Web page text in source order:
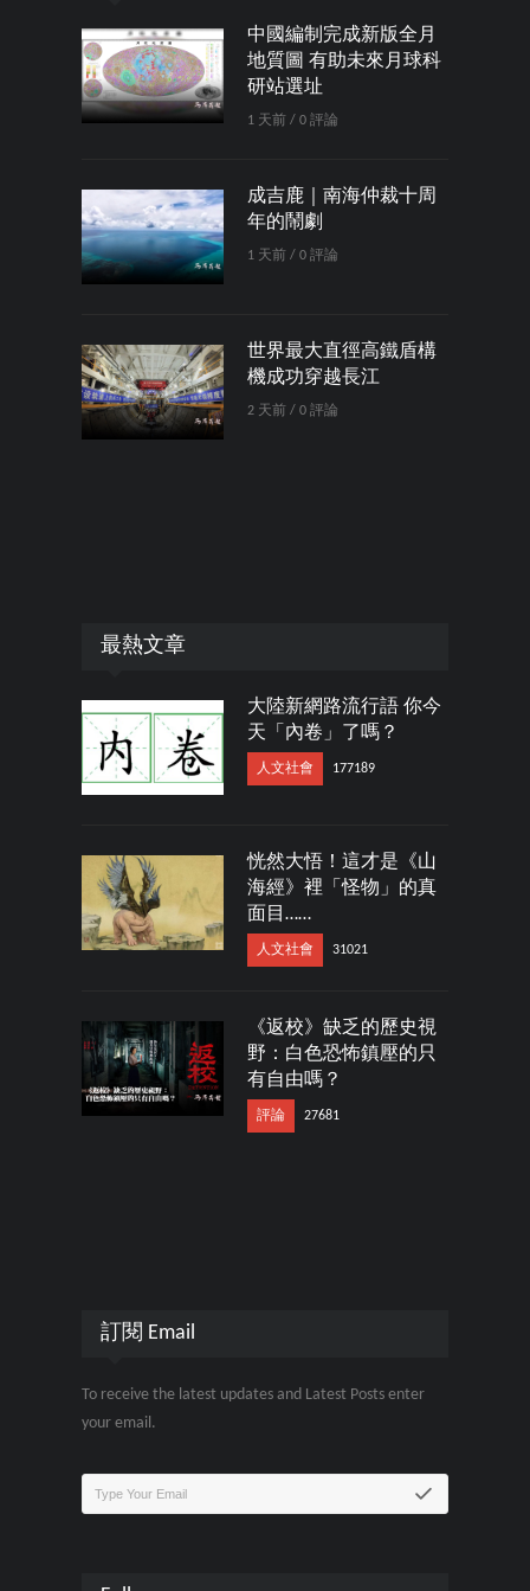
中國編制完成新版全月
地質圖 有助未來月球科
研站選址
1 天前 / 0 評論
成吉鹿｜南海仲裁十周
年的鬧劇
1 天前 / 0 評論
世界最大直徑高鐵盾構
機成功穿越長江
2 天前 / 0 評論
最熱文章
大陸新網路流行語 你今
天「內卷」了嗎？
人文社會 177189
恍然大悟！這才是《山
海經》裡「怪物」的真
面目……
人文社會 31021
《返校》缺乏的歷史視
野：白色恐怖鎮壓的只
有自由嗎？
評論 27681
訂閱 Email
To receive the latest updates and Latest Posts enter
your email.